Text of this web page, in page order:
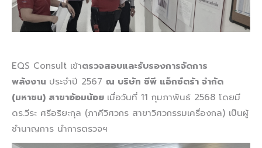
EQS Consult เข้าตรวจสอบและรับรองการจัดการ
พลังงาน ประจำปี 2567 ณ บริษัท ซีพี แอ็กซ์ตร้า จำกัด
(มหาชน) สาขาอ้อมน้อย เมื่อวันที่ 11 กุมภาพันธ์ 2568 โดยมี
ดร.วีระ ศรีอริยะกุล (ภาคีวิศวกร สาขาวิศวกรรมเครื่องกล) เป็นผู้
ชำนาญการ นำการตรวจฯ